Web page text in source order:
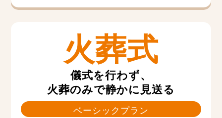
火葬式
儀式を行わず、
火葬のみで静かに見送る
ベーシックプラン